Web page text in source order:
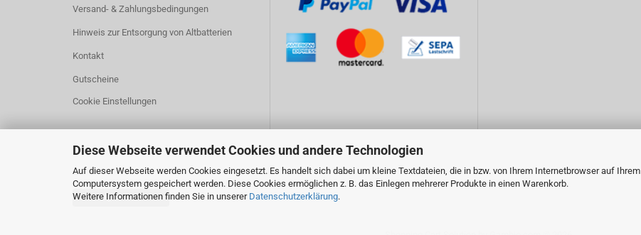
Diese Webseite verwendet Cookies und andere Technologien
Auf dieser Webseite werden Cookies eingesetzt. Es handelt sich dabei um kleine Textdateien, die in bzw. von Ihrem Internetbrowser auf Ihrem
Computersystem gespeichert werden. Diese Cookies ermöglichen z. B. das Einlegen mehrerer Produkte in einen Warenkorb.
Weitere Informationen finden Sie in unserer Datenschutzerklärung.
Versand- & Zahlungsbedingungen
Hinweis zur Entsorgung von Altbatterien
Kontakt
Gutscheine
Cookie Einstellungen
Vertrag widerrufen